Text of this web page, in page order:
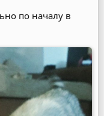
по началу в